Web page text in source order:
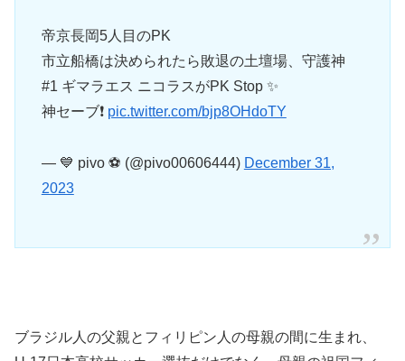
帝京長岡5人目のPK
市立船橋は決められたら敗退の土壇場、守護神
#1 ギマラエス ニコラスがPK Stop ✨
神セーブ❗️ pic.twitter.com/bjp8OHdoTY
— 💙 pivo ⚽️ (@pivo00606444) December 31,
2023
ブラジル人の父親とフィリピン人の母親の間に生まれ、